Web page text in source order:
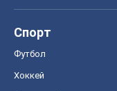
Спорт
Футбол
Хоккей